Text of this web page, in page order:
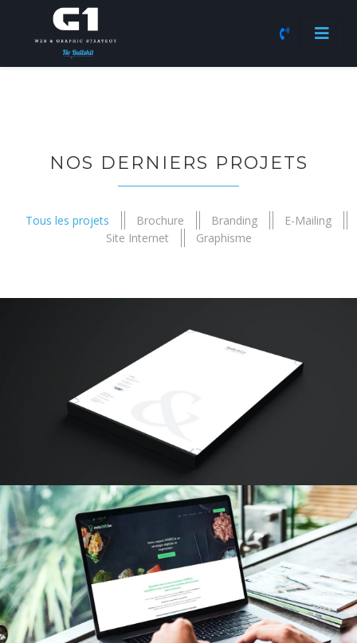
NOS DERNIERS PROJETS
Tous les projets Brochure Branding
E-Mailing
Site Internet
Graphisme